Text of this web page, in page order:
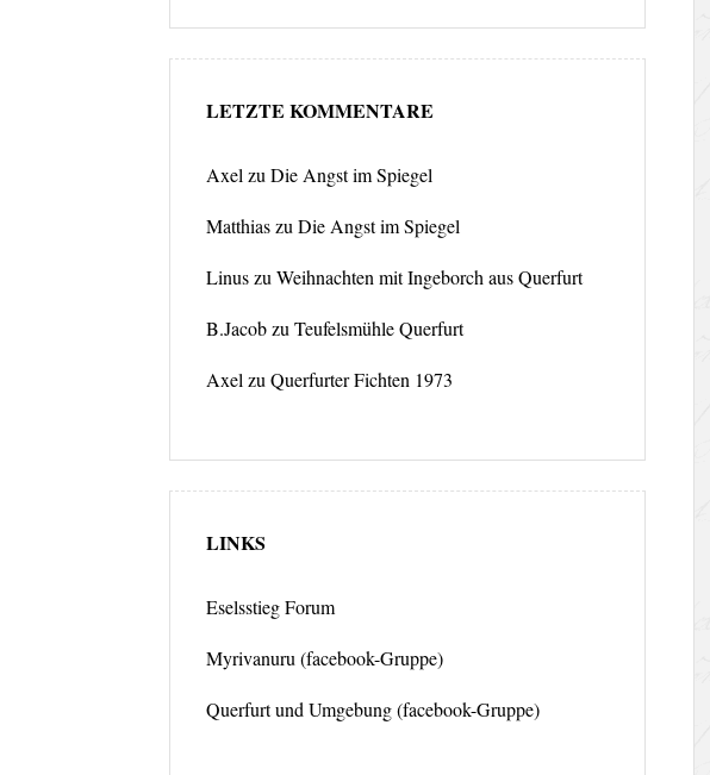
LETZTE KOMMENTARE
Axel zu Die Angst im Spiegel
Matthiaszu Die Angst im Spiegel
Linuszu Weihnachten mit Ingeborch aus Querfurt
B.Jacobzu Teufelsmühle Querfurt
Axel zu Querfurter Fichten 1973
LINKS
Eselsstieg Forum
Myrivanuru (facebook-Gruppe)
Querfurt und Umgebung (facebook-Gruppe)